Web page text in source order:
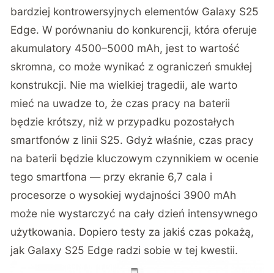
bardziej kontrowersyjnych elementów Galaxy S25
Edge. W porównaniu do konkurencji, która oferuje
akumulatory 4500–5000 mAh, jest to wartość
skromna, co może wynikać z ograniczeń smukłej
konstrukcji. Nie ma wielkiej tragedii, ale warto
mieć na uwadze to, że czas pracy na baterii
będzie krótszy, niż w przypadku pozostałych
smartfonów z linii S25. Gdyż właśnie, czas pracy
na baterii będzie kluczowym czynnikiem w ocenie
tego smartfona — przy ekranie 6,7 cala i
procesorze o wysokiej wydajności 3900 mAh
może nie wystarczyć na cały dzień intensywnego
użytkowania. Dopiero testy za jakiś czas pokażą,
jak Galaxy S25 Edge radzi sobie w tej kwestii.